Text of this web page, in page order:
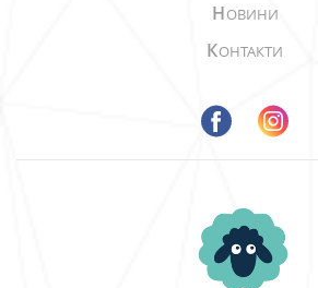
НОВИНИ
КОНТАКТИ